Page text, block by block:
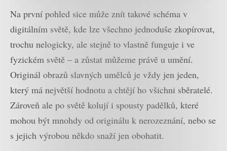
Na první pohled sice může znít takové schéma v
digitálním světě, kde lze všechno jednoduše zkopírovat,
trochu nelogicky, ale stejně to vlastně funguje i ve
fyzickém světě – a zůstat můžeme právě u umění.
Originál obrazů slavných umělců je vždy jen jeden,
který má největší hodnotu a chtějí ho všichni sběratelé.
Zároveň ale po světě kolují i spousty padělků, které
mohou být mnohdy od originálu k nerozeznání, nebo se
s jejich výrobou někdo snaží jen obohatit.